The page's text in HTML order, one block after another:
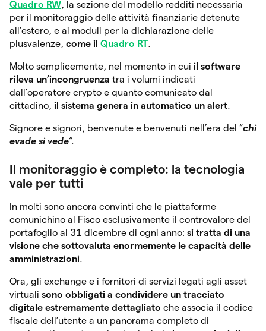
Quadro RW, la sezione del modello redditi necessaria
per il monitoraggio delle attività finanziarie detenute
all’estero, e ai moduli per la dichiarazione delle
plusvalenze, come il Quadro RT.
Molto semplicemente, nel momento in cui il software
rileva un’incongruenza tra i volumi indicati
dall’operatore crypto e quanto comunicato dal
cittadino, il sistema genera in automatico un alert.
Signore e signori, benvenute e benvenuti nell’era del “chi
evade si vede“.
Il monitoraggio è completo: la tecnologia
vale per tutti
In molti sono ancora convinti che le piattaforme
comunichino al Fisco esclusivamente il controvalore del
portafoglio al 31 dicembre di ogni anno: si tratta di una
visione che sottovaluta enormemente le capacità delle
amministrazioni.
Ora, gli exchange e i fornitori di servizi legati agli asset
virtuali sono obbligati a condividere un tracciato
digitale estremamente dettagliato che associa il codice
fiscale dell’utente a un panorama completo di